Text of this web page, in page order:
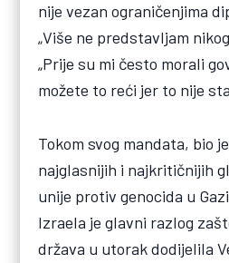
nije vezan ograničenjima
„Više ne predstavljam
„Prije su mi često morali
možete to reći jer to nije
Tokom svog mandata, bio
najglasnijih i najkritičnijih
unije protiv genocida u
Izraela je glavni razlog
država u utorak dodijelila